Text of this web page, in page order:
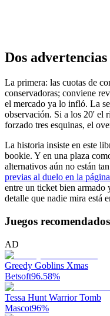
Dos
La primera: las cuotas de
conservadoras; conviene
el mercado ya lo infló. La
observación. Si a los 20' el
forzado tres esquinas, el
La historia insiste en este
bookie. Y en una plaza
alternativos aún no están
previas al duelo en la
entre un ticket bien armado
detalle que nadie mira está
Juegos recomendados
AD
Greedy Goblins Xmas
Betsoft96.58%
Tessa Hunt Warrior Tomb
Mascot96%